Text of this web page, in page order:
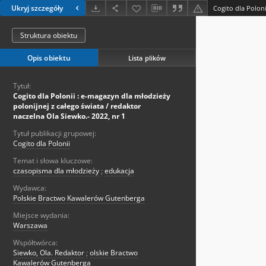
Ukryj szczegóły
Struktura obiektu
Opis obiektu Lista plików
Tytuł:
Cogito dla Polonii : e-magazyn dla młodzieży
polonijnej z całego świata / redaktor
naczelna Ola Siewko.- 2022, nr 1
Tytuł publikacji grupowej:
Cogito dla Polonii
Temat i słowa kluczowe:
czasopisma dla młodzieży ; edukacja
Wydawca:
Polskie Bractwo Kawalerów Gutenberga
Miejsce wydania:
Warszawa
Współtwórca:
Siewko, Ola. Redaktor ; olskie Bractwo
Kawalerów Gutenberga